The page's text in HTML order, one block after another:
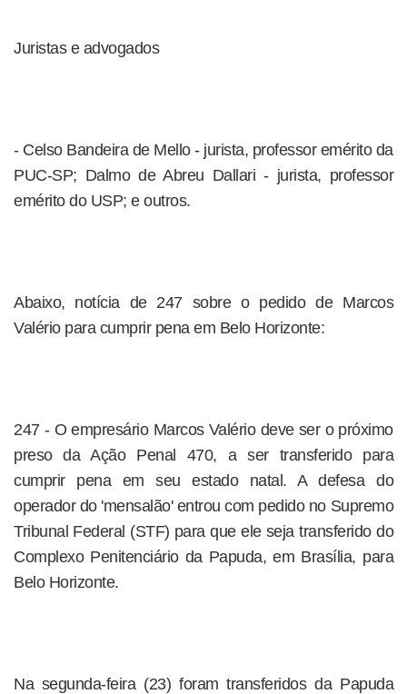
Juristas e advogados
- Celso Bandeira de Mello - jurista, professor emérito da
PUC-SP; Dalmo de Abreu Dallari - jurista, professor
emérito do USP; e outros.
Abaixo, notícia de 247 sobre o pedido de Marcos
Valério para cumprir pena em Belo Horizonte:
247 - O empresário Marcos Valério deve ser o próximo
preso da Ação Penal 470, a ser transferido para
cumprir pena em seu estado natal. A defesa do
operador do 'mensalão' entrou com pedido no Supremo
Tribunal Federal (STF) para que ele seja transferido do
Complexo Penitenciário da Papuda, em Brasília, para
Belo Horizonte.
Na segunda-feira (23) foram transferidos da Papuda